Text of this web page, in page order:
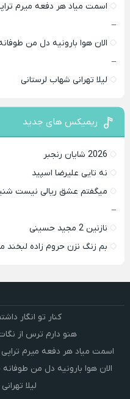
اسمت میاد هر دفعه میرم
–
الان هوا بارونیه دل من
–
لیلا تهرانی شهاب لرستانی
ریمیکس های جدید
2026 شایان رنجبر
نه تایی علیرضا اسپید
میگفتم عشق ریالی نیست
–
نازنین 2 مجید حسینی
بم زنگ نزن حروم زاده لبخند
کنار تو انگار
هنو دارم ترس از
اسمت میاد هر دفعه میرم
الان هوا بارونیه دل من
لیلا